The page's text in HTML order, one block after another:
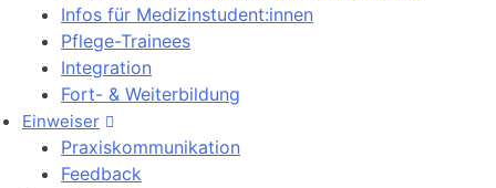
Infos für Medizinstudent:innen
Pflege-Trainees
Integration
Fort- & Weiterbildung
Einweiser
Praxiskommunikation
Feedback